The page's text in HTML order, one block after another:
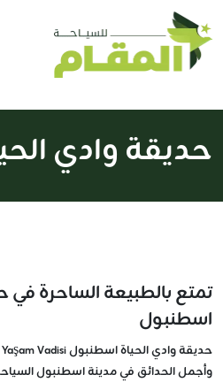
حديقة وادي
تمتع بالطبيعة الساحرة في
اسطنبول
وأجمل الحدائق في مدينة اسطنبول